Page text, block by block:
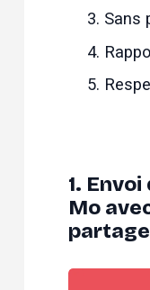
Sans
1.
Mo